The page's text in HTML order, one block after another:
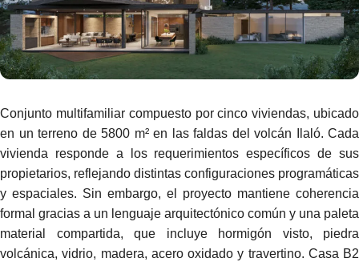
Conjunto multifamiliar compuesto por cinco viviendas, ubicado
en un terreno de 5800 m² en las faldas del volcán Ilaló. Cada
vivienda responde a los requerimientos específicos de sus
propietarios, reflejando distintas configuraciones programáticas
y espaciales. Sin embargo, el proyecto mantiene coherencia
formal gracias a un lenguaje arquitectónico común y una paleta
material compartida, que incluye hormigón visto, piedra
volcánica, vidrio, madera, acero oxidado y travertino. Casa B2